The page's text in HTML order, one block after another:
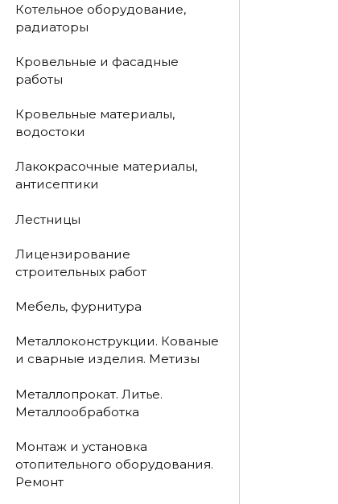
Котельное оборудование,
радиаторы
Кровельные и фасадные
работы
Кровельные материалы,
водостоки
Лакокрасочные материалы,
антисептики
Лестницы
Лицензирование
строительных работ
Мебель, фурнитура
Металлоконструкции. Кованые
и сварные изделия. Метизы
Металлопрокат. Литье.
Металлообработка
Монтаж и установка
отопительного оборудования.
Ремонт